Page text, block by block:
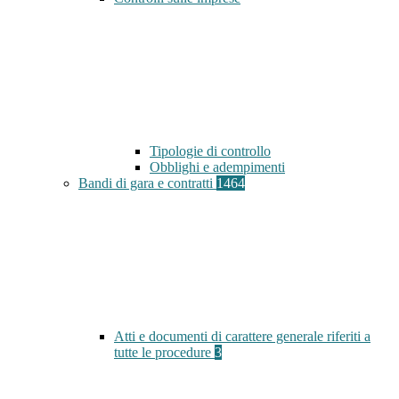
Tipologie di controllo
Obblighi e adempimenti
Bandi di gara e contratti 1464
Atti e documenti di carattere generale riferiti a
tutte le procedure 3